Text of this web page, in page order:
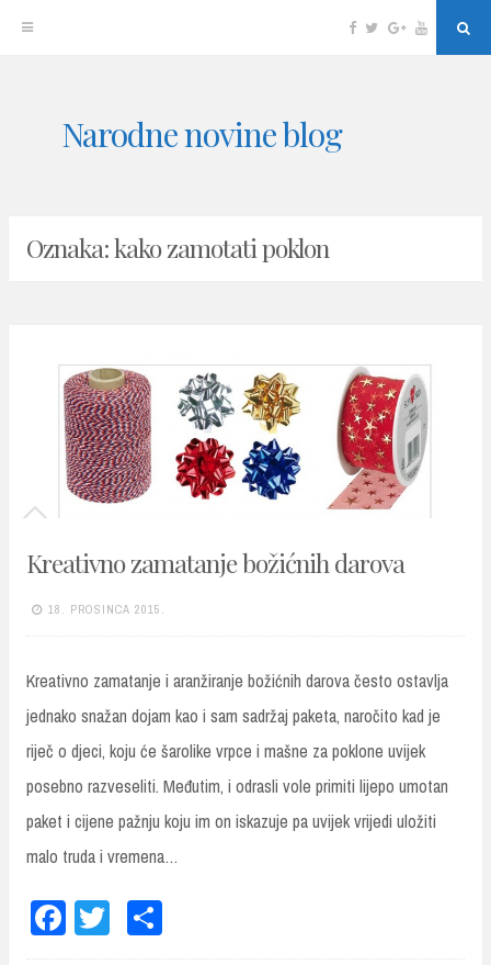
Facebook
TwitterGoogleYouTube
Narodne novine blog
Oznaka: kako zamotati poklon
Kreativno zamatanje božićnih darova
18. PROSINCA 2015.
Kreativno zamatanje i aranžiranje božićnih darova često ostavlja
jednako snažan dojam kao i sam sadržaj paketa, naročito kad je
riječ o djeci, koju će šarolike vrpce i mašne za poklone uvijek
posebno razveseliti. Međutim, i odrasli vole primiti lijepo umotan
paket i cijene pažnju koju im on iskazuje pa uvijek vrijedi uložiti
malo truda i vremena…
Fa
ce
T
wi ar